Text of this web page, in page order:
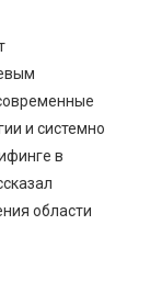
и системно
в
области